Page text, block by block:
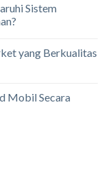
Sistem
yang Berkualitas
Mobil Secara